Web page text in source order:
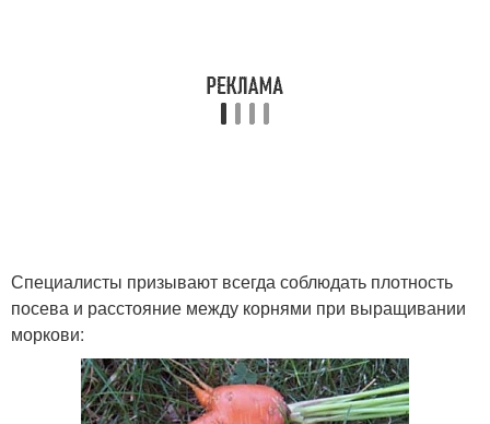
Специалисты призывают всегда соблюдать плотность
посева и расстояние между корнями при выращивании
моркови: